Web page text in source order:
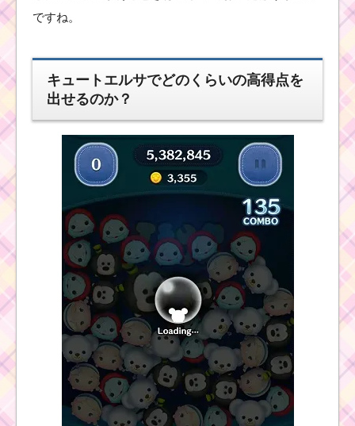
タ
ー
！ジミニーの基礎情報
ツムツム！モアナの使
い方とスキル動画｜ツ
ム消去とボム発生スキ
ルを併せ持つ最強スキ
ツムツム！ジャ
ファーの使い方
とスキル動画 高
得点を出すコツ
ツ
ム
ツ
ですね。
キュートエルサでどのくらいの高得点を
出せるのか？